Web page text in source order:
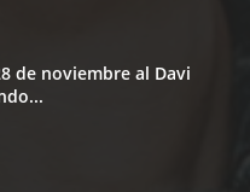
de noviembre al Davi